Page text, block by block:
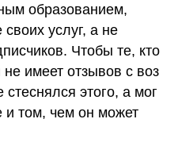
образованием,
услуг, а не
Чтобы те, кто
имеет отзывов с воз
этого, а мог
и том, чем он может